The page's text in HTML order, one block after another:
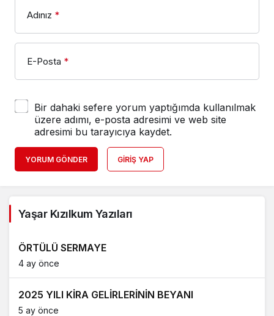
Adınız *
E-Posta *
Bir dahaki sefere yorum yaptığımda kullanılmak
üzere adımı, e-posta adresimi ve web site
adresimi bu tarayıcıya kaydet.
YORUM GÖNDER GIRIŞ YAP
Yaşar Kızılkum Yazıları
ÖRTÜLÜ SERMAYE
4 ay önce
2025 YILI KİRA GELİRLERİNİN BEYANI
5 ay önce